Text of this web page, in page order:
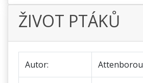
ŽIVOT PTÁKŮ
Autor: